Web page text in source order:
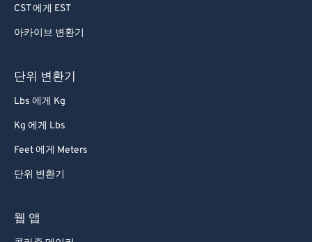
CST 에게 EST
아카이브 변환기
단위 변환기
Lbs 에게 Kg
Kg 에게 Lbs
Feet 에게 Meters
단위 변환기
웹 앱